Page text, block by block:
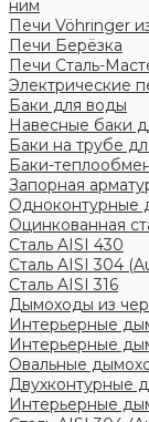
ним
Печи Vöhringer
Печи Берёзка
Печи Сталь-
Электрические
Баки для воды
Навесные баки
Баки на трубе
Баки-
Запорная
Одноконтурные
Оцинкованная
Сталь AISI 430
Сталь AISI 304
Сталь AISI 316
Дымоходы из
Интерьерные
Интерьерные
Овальные
Двухконтурные
Интерьерные